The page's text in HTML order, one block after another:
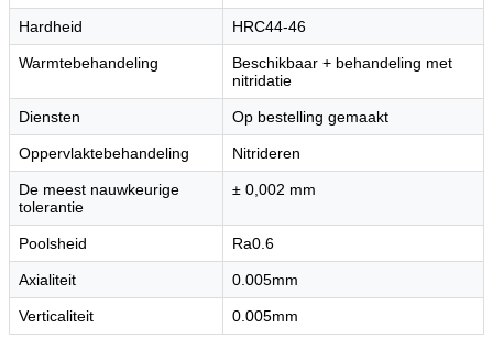
Hardheid HRC44-46
Warmtebehandeling
Beschikbaar + behandeling met
nitridatie
Diensten Op bestelling gemaakt
Oppervlaktebehandeling Nitrideren
De meest nauwkeurige
tolerantie
± 0,002 mm
Poolsheid Ra0.6
Axialiteit 0.005mm
Verticaliteit 0.005mm